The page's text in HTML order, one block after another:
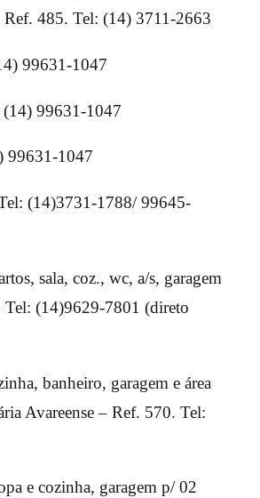
Ref. 485. Tel: (14) 3711-2663
99631-1047
99631-1047
99631-1047
(14)3731-1788/ 99645-
sala, coz., wc, a/s, garagem
(14)9629-7801 (direto
banheiro, garagem e área
Avareense – Ref. 570. Tel:
e cozinha, garagem p/ 02